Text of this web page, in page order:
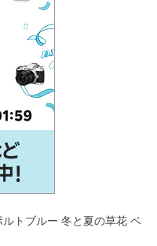
トブルー 冬と夏の草花 ベ